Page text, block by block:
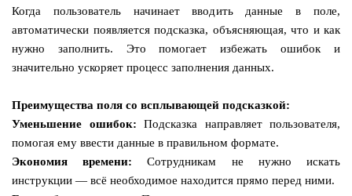
Когда пользователь начинает вводить данные в поле,
автоматически появляется подсказка, объясняющая, что и как
нужно заполнить. Это помогает избежать ошибок и
значительно ускоряет процесс заполнения данных.
Преимущества поля со всплывающей подсказкой:
Уменьшение ошибок: Подсказка направляет пользователя,
помогая ему ввести данные в правильном формате.
Экономия времени: Сотрудникам не нужно искать
инструкции — всё необходимое находится прямо перед ними.